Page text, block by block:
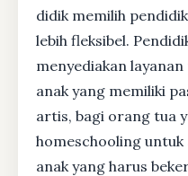
didik memilih
lebih fleksibel.
menyediakan
anak yang memiliki
artis, bagi orang tua
homeschooling untuk
anak yang harus